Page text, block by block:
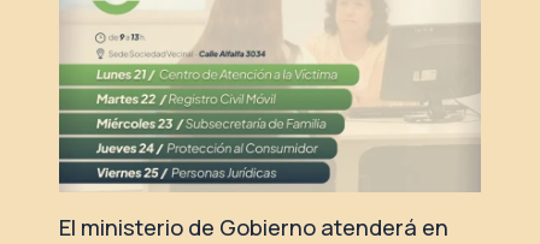
El ministerio de Gobierno atenderá en